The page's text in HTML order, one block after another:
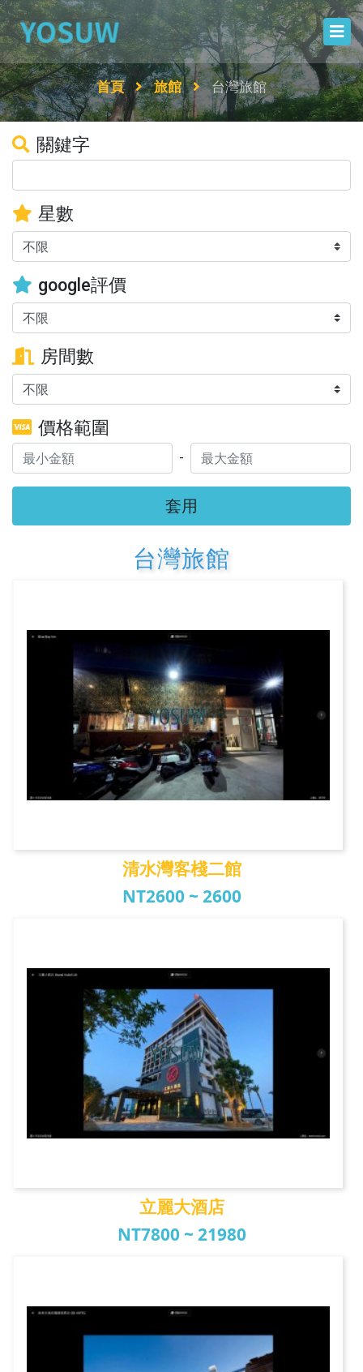
首頁 旅館 台灣旅館
關鍵字
星數
google評價
房間數
價格範圍
-
套用
台灣旅館
清水灣客棧二館
NT2600 ~ 2600
立麗大酒店
NT7800 ~ 21980